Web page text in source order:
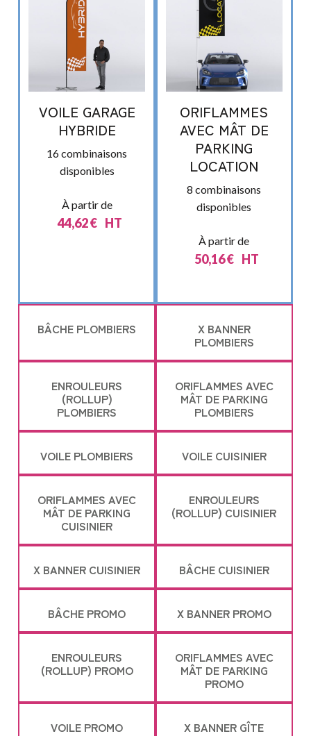
VOILE GARAGE
HYBRIDE
16 combinaisons
disponibles
À partir de
44,62€ HT
ORIFLAMMES
AVEC MÂT DE
PARKING
LOCATION
8 combinaisons
disponibles
À partir de
50,16€ HT
BÂCHE PLOMBIERS X BANNER
PLOMBIERS
ENROULEURS
(ROLLUP)
PLOMBIERS
ORIFLAMMES AVEC
MÂT DE PARKING
PLOMBIERS
VOILE PLOMBIERS VOILE CUISINIER
ORIFLAMMES AVEC
MÂT DE PARKING
CUISINIER
ENROULEURS
(ROLLUP) CUISINIER
X BANNER CUISINIER BÂCHE CUISINIER
BÂCHE PROMO X BANNER PROMO
ENROULEURS
(ROLLUP) PROMO
ORIFLAMMES AVEC
MÂT DE PARKING
PROMO
VOILE PROMO X BANNER GÎTE